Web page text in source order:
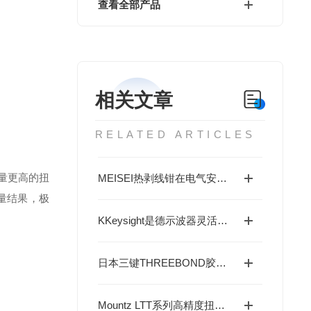
查看全部产品
相关文章
RELATED ARTICLES
MEISEI热剥线钳在电气安装中的应用与技巧分析
KKeysight是德示波器灵活升级打造未来实验室
日本三键THREEBOND胶水单组分热固化烯烃密封胶接
Mountz LTT系列高精度扭矩分析仪配用的微型传感器BMX20z—多功能校准与验证
更高的扭
结果，极